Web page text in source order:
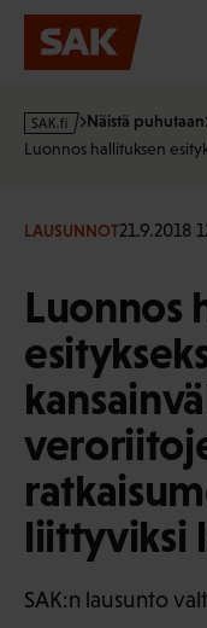
Hyppää
sisältöön
s
a
f
Näistä puhutaan
Luonnos hallituksen
LAUSUNNOT21.9.2018
Luonnos
liittyviksi
SAK:n lausunto